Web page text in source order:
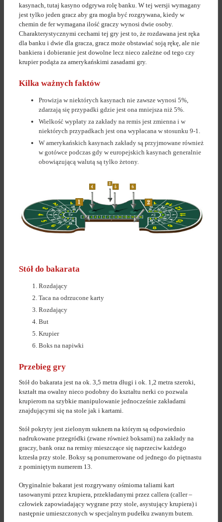
kasynach, tutaj kasyno odgrywa rolę banku. W tej wersji wymagany
jest tylko jeden gracz aby gra mogła być rozgrywana, kiedy w
chemin de fer wymagana ilość graczy wynosi dwie osoby.
Charakterystycznymi cechami tej gry jest to, że rozdawana jest ręka
dla banku i dwie dla gracza, gracz może obstawiać soją rękę, ale nie
bankiera i dobieranie jest dowolne lecz nieco zależne od tego czy
krupier podąża za amerykańskimi zasadami gry.
Kilka ważnych faktów
Prowizja w niektórych kasynach nie zawsze wynosi 5%,
zdarzają się przypadki gdzie jest ona mniejsza niż 5%.
Wielkość wypłaty za zakłady na remis jest zmienna i w
niektórych przypadkach jest ona wypłacana w stosunku 9-1.
W amerykańskich kasynach zakłady są przyjmowane również
w gotówce podczas gdy w europejskich kasynach generalnie
obowiązującą walutą są tylko żetony.
Stół do bakarata
Rozdający
Taca na odrzucone karty
Rozdający
But
Krupier
Boks na napiwki
Przebieg gry
Stół do bakarata jest na ok. 3,5 metra długi i ok. 1,2 metra szeroki,
kształt ma owalny nieco podobny do kształtu nerki co pozwala
krupierom na szybkie manipulowanie jednocześnie zakładami
znajdującymi się na stole jak i kartami.
Stół pokryty jest zielonym suknem na którym są odpowiednio
nadrukowane przegródki (zwane również boksami) na zakłady na
graczy, bank oraz na remisy mieszczące się naprzeciw każdego
krzesła przy stole. Boksy są ponumerowane od jednego do piętnastu
z pominiętym numerem 13.
Oryginalnie bakarat jest rozgrywany ośmioma taliami kart
tasowanymi przez krupiera, przekładanymi przez callera (caller –
człowiek zapowiadający wygrane przy stole, asystujący krupiera) i
następnie umieszczonych w specjalnym pudełku zwanym butem.